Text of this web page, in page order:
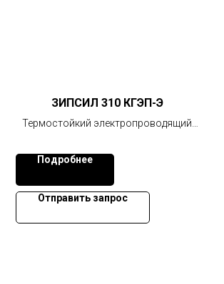
ЗИПСИЛ 310 КГЭП-Э
Термостойкий электропроводящий
Подробнее
Отправить запрос